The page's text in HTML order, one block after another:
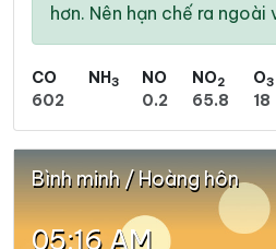
hơn. Nên hạn chế ra
CO
602
NH3
NO
0.2
NO2
65.8
O3
18
Bình minh / Hoàng hôn
05:16 AM